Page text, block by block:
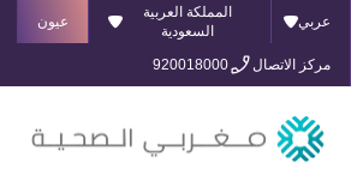
عربي
المملكة العربية
السعودية
عيون
مركز الاتصال
920018000